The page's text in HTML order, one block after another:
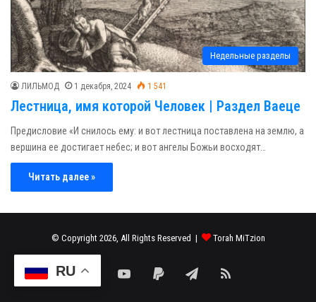
Недельные разделы
ЛИЛЬМОД 1 декабря, 2024 1 541
Лестница, имя которой Человек | Раздел Ваеце
Предисловие «И снилось ему: и вот лестница поставлена на землю, а
вершина ее достигает небес; и вот ангелы Божьи восходят…
Читать далее »
© Copyright 2026, All Rights Reserved | Torah MiTzion
FacebookYouTubePaypal Telegram
RU